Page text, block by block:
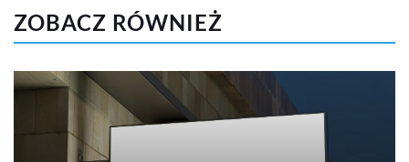
ZOBACZ RÓWNIEŻ